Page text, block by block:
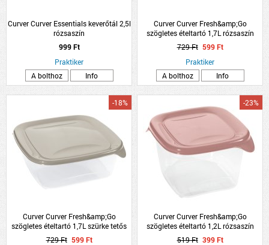
Curver Curver Essentials keverőtál 2,5l
rózsaszín
999 Ft
Praktiker
A bolthoz
Info
Curver Curver Fresh&amp;Go
szögletes ételtartó 1,7L rózsaszín
tetős műanyag
729 Ft 599 Ft
Praktiker
A bolthoz
Info
Curver Curver Fresh&amp;Go
szögletes ételtartó 1,7L szürke tetős
műanyag
-18%
729 Ft 599 Ft
Curver Curver Fresh&amp;Go
szögletes ételtartó 1,2L rózsaszín
tetős műanyag
-23%
519 Ft 399 Ft